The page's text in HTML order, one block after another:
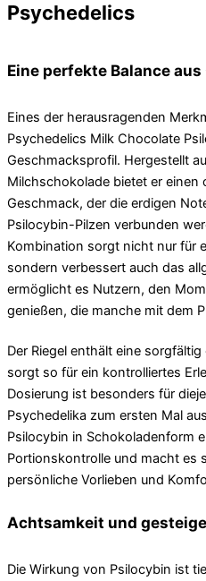
Psychedelics
Eine perfekte Balance
Eines der herausragenden
Psychedelics Milk Chocolate
Geschmacksprofil. Hergestellt
Milchschokolade bietet er einen
Geschmack, der die erdigen
Psilocybin-Pilzen verbunden
Kombination sorgt nicht nur für
sondern verbessert auch das
ermöglicht es Nutzern, den
genießen, die manche mit dem
Der Riegel enthält eine
sorgt so für ein kontrolliertes
Dosierung ist besonders für
Psychedelika zum ersten Mal
Psilocybin in Schokoladenform
Portionskontrolle und macht es
persönliche Vorlieben und
Achtsamkeit und
Die Wirkung von Psilocybin ist